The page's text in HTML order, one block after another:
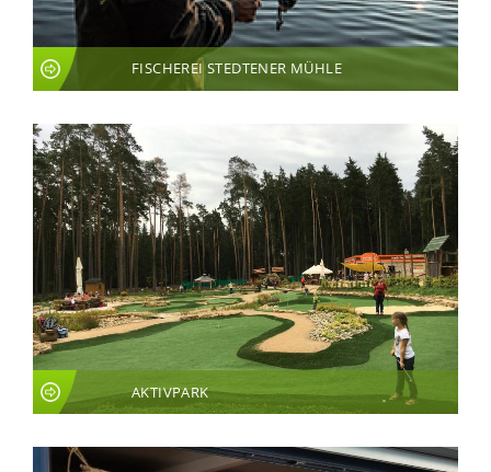
FISCHEREI STEDTENER MÜHLE
AKTIVPARK